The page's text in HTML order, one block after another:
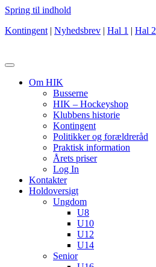
Spring til indhold
Kontingent | Nyhedsbrev | Hal 1 | Hal 2
Om HIK
Busserne
HIK – Hockeyshop
Klubbens historie
Kontingent
Politikker og forældreråd
Praktisk information
Årets priser
Log In
Kontakter
Holdoversigt
Ungdom
U8
U10
U12
U14
Senior